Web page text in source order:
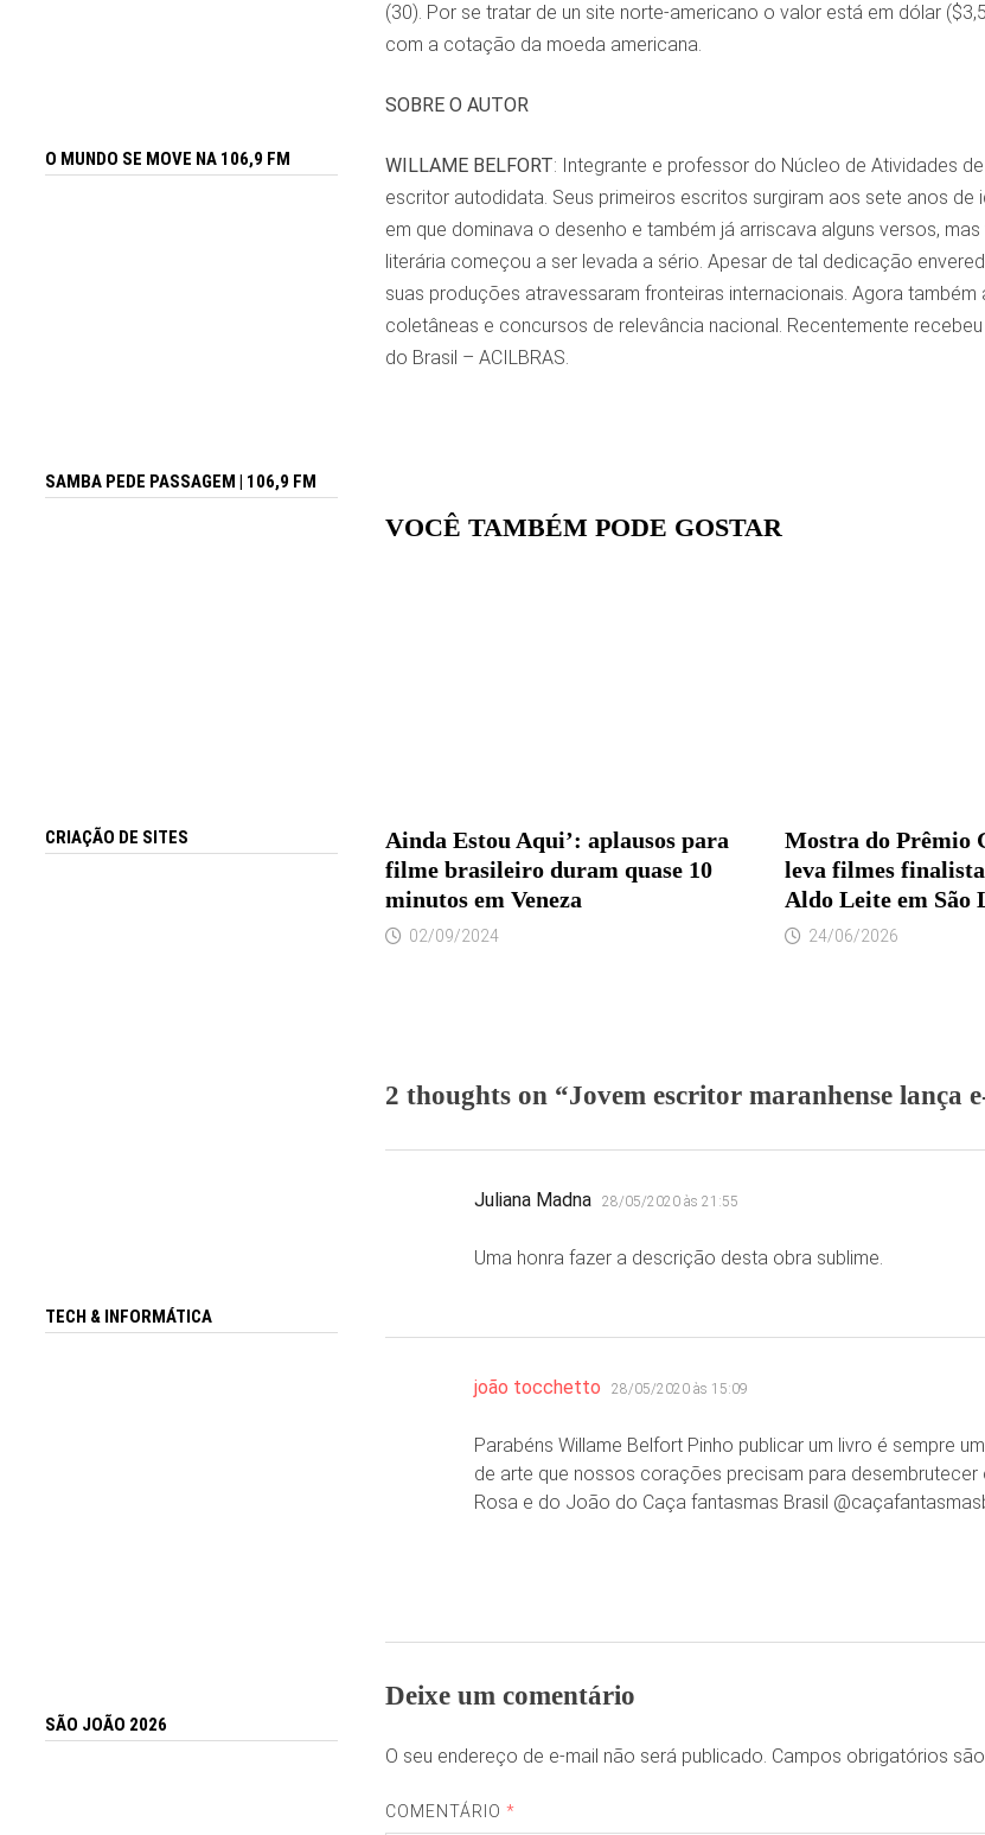
(30). Por se tratar de un site norte-americano o valor está em dólar
com a cotação da moeda americana.
SOBRE O AUTOR
WILLAME BELFORT: Integrante e professor do Núcleo de Atividades
escritor autodidata. Seus primeiros escritos surgiram aos sete anos
em que dominava o desenho e também já arriscava alguns versos,
literária começou a ser levada a sério. Apesar de tal dedicação
suas produções atravessaram fronteiras internacionais. Agora
coletâneas e concursos de relevância nacional. Recentemente
do Brasil – ACILBRAS.
VOCÊ TAMBÉM PODE GOSTAR
Ainda Estou Aqui’: aplausos para
filme brasileiro duram quase 10
minutos em Veneza
02/09/2024
Mostra do Prêmio
leva filmes
Aldo Leite em São
24/06/2026
2 thoughts on “Jovem escritor maranhense lança
Juliana Madna disse:
28/05/2020 às 21:55
Uma honra fazer a descrição desta obra sublime.
joão tocchetto disse:
28/05/2020 às 15:09
Parabéns Willame Belfort Pinho​ publicar um livro é sempre
de arte que nossos corações precisam para
Rosa e do João do Caça fantasmas Brasil
Deixe um comentário
O seu endereço de e-mail não será publicado. Campos obrigatórios
COMENTÁRIO*
O MUNDO SE MOVE NA 106,9 FM
SAMBA PEDE PASSAGEM | 106,9 FM
CRIAÇÃO DE SITES
TECH & INFORMÁTICA
SÃO JOÃO 2026